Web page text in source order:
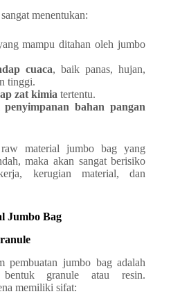
menentukan:
mampu ditahan oleh jumbo
cuaca, baik panas, hujan,
tinggi.
zat kimia tertentu.
penyimpanan bahan pangan
material jumbo bag yang
maka akan sangat berisiko
kerugian material, dan
Jumbo Bag
pembuatan jumbo bag adalah
granule atau resin.
memiliki sifat: